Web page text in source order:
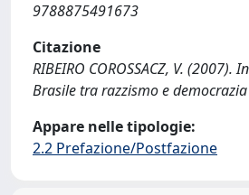
9788875491673
Citazione
RIBEIRO COROSSACZ, V. (2007).
Brasile tra razzismo e
Appare nelle tipologie:
2.2 Prefazione/Postfazione